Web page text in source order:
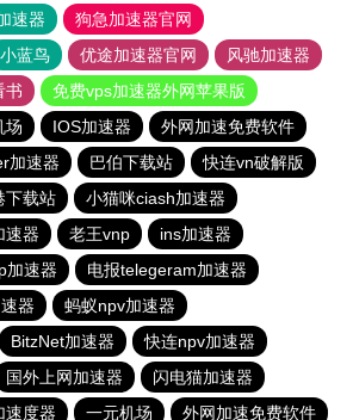
速器
狗急加速器官网
小蓝鸟 优途加速器官网
风驰加速器
书
免费vps加速器外网苹果版
场 IOS加速器
外网加速免费软件
加速器 巴伯下载站
快连vn破解版
下载站
小猫咪ciash加速器
速器 老王vnp
ins加速器
加速器
电报telegeram加速器
器
蚂蚁npv加速器
BitzNet加速器
快连npv加速器
国外上网加速器
闪电猫加速器
速度器 一元机场 外网加速免费软件